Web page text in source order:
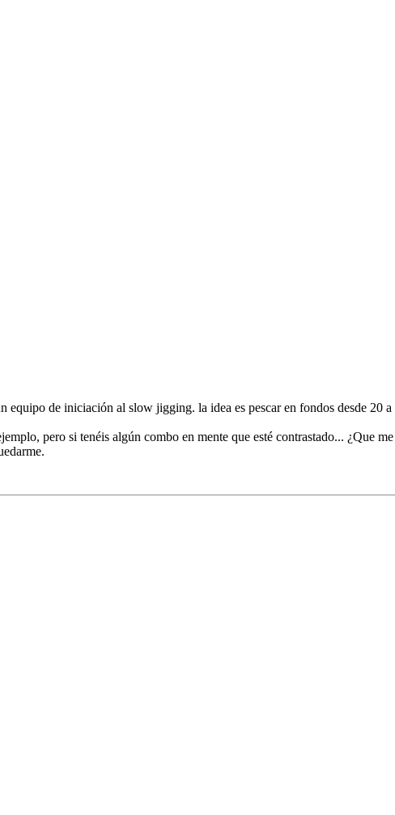
equipo de iniciación al slow jigging. la idea es pescar en fondos desde 20
pero si tenéis algún combo en mente que esté contrastado... ¿Que